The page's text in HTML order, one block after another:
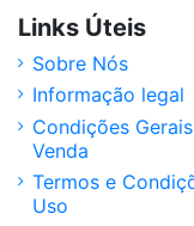
Links Úteis
Sobre Nós
Informação legal
Condições
Venda
Termos e
Uso